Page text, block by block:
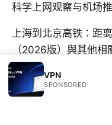
科学上网观察与机场
上海到北京高铁：距
（2026版）與其他相
指南與實用攻略，讓
Best vpn for china
VPN
SPONSORED